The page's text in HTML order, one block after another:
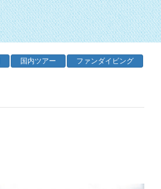
ファンダイビング
国内ツアー